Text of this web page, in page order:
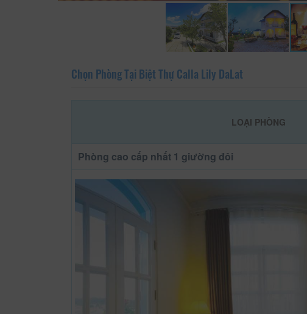
Chọn Phòng Tại Biệt Thự Calla Lily DaLat
LOẠI PHÒNG
Phòng cao cấp nhất 1 giường đôi